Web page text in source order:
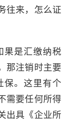
往来，怎么证
果是汇缴纳税
那注销时主要
保。这里有个
需要任何所得
出具《企业所